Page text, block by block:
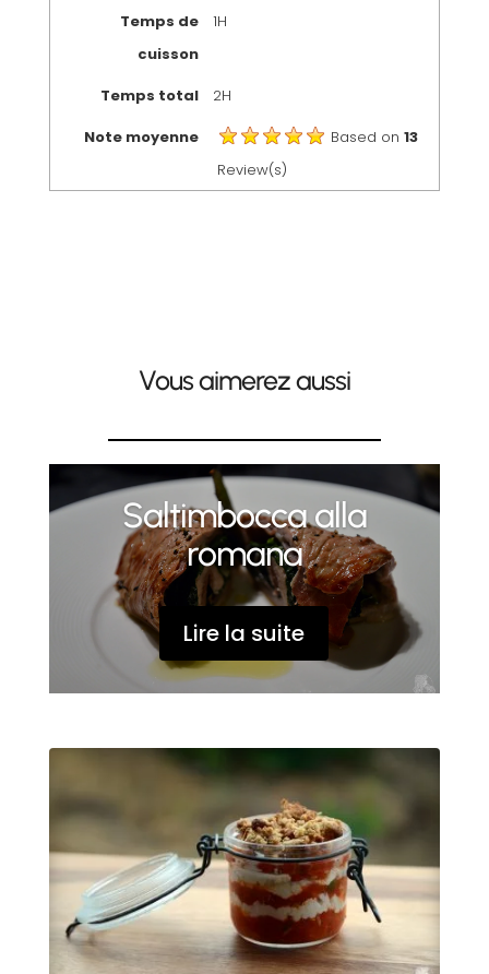
Temps de
cuisson
1H
Temps total
2H
Note moyenne
Based on 13
Review(s)
Vous aimerez aussi
Saltimbocca alla
romana
Lire la suite